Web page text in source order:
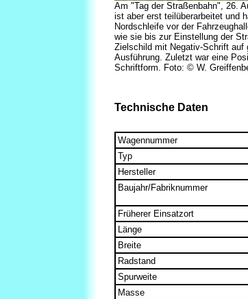
Am "Tag der Straßenbahn", 26.
ist aber erst teilüberarbeitet und
Nordschleife vor der
wie sie bis zur Einstellung der
Zielschild mit Negativ-Schrift auf
Ausführung. Zuletzt war eine
Schriftform. Foto: © W.
Technische Daten
Wagennummer
Typ
Hersteller
Baujahr/Fabriknummer
Früherer Einsatzort
Länge
Breite
Radstand
Spurweite
Masse